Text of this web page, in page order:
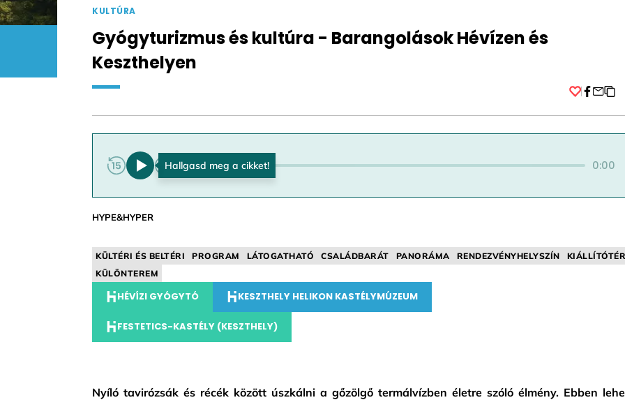
KULTÚRA
Gyógyturizmus és kultúra - Barangolások Hévízen és
Keszthelyen
0:00 0:00
HYPE&HYPER
KÜLTÉRI ÉS BELTÉRI PROGRAM LÁTOGATHATÓ CSALÁDBARÁT PANORÁMA RENDEZVÉNYHELYSZÍN
KIÁLLÍTÓTÉR
KÜLÖNTEREM
HÉVÍZI GYÓGYTÓ KESZTHELY HELIKON KASTÉLYMÚZEUM
FESTETICS-KASTÉLY (KESZTHELY)
Nyíló tavirózsák és récék között úszkálni a gőzölgő termálvízben életre szóló élmény. Ebben